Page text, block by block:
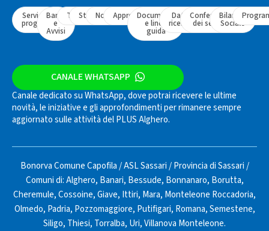
Servizi e
progetti
Bandi
e
Avvisi
TavoliStrumentiNormativaApprofondimenti
Documenti
e linee
guida
Dati e
ricerche
Conferenza
dei servizi
Bilancio
Sociale
CANALE WHATSAPP
Canale dedicato su WhatsApp, dove potrai ricevere le ultime
novità, le iniziative e gli approfondimenti per rimanere sempre
aggiornato sulle attività del PLUS Alghero.
Bonorva Comune Capofila/ASL Sassari/Provincia di Sassari/
Comuni di:Alghero, Banari, Bessude, Bonnanaro, Borutta,
Cheremule,Cossoine,Giave, Ittiri, Mara, Monteleone Roccadoria,
Olmedo, Padria, Pozzomaggiore, Putifigari, Romana,Semestene,
Siligo, Thiesi, Torralba, Uri,Villanova Monteleone.